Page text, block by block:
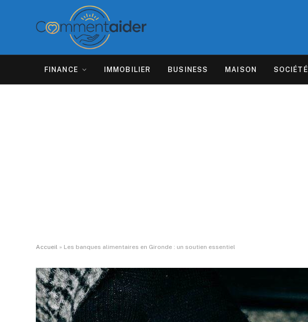
FINANCE IMMOBILIER BUSINESS MAISON SOCIÉTÉ
Accueil » Les banques alimentaires en Gironde : un soutien essentiel